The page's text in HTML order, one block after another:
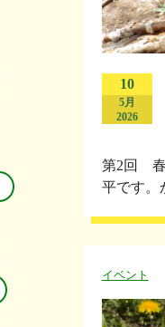
10
5月
2026
第2回 春
平です。
イベント